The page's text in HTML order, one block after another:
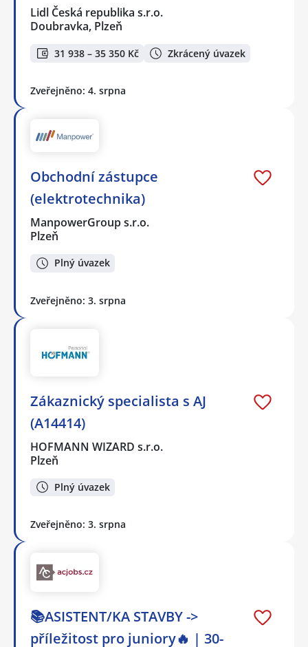
Lidl Česká republika s.r.o.
Doubravka, Plzeň
31 938 – 35 350 Kč Zkrácený úvazek
Zveřejněno: 4. srpna
Obchodní zástupce
(elektrotechnika)
ManpowerGroup s.r.o.
Plzeň
Plný úvazek
Zveřejněno: 3. srpna
Zákaznický specialista s AJ
(A14414)
HOFMANN WIZARD s.r.o.
Plzeň
Plný úvazek
Zveřejněno: 3. srpna
📚ASISTENT/KA STAVBY ->
příležitost pro juniory🔥 | 30-